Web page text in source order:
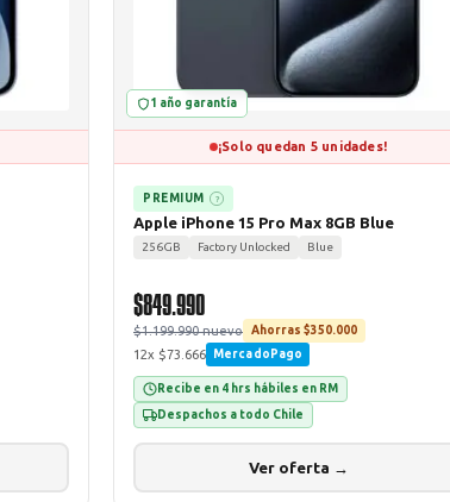
1 año garantía
¡Solo quedan 5 unidades!
PREMIUM ?
Apple iPhone 15 Pro Max 8GB Blue
256GB Factory Unlocked Blue
$849.990
$1.199.990 nuevo Ahorras $350.000
12x $73.666 MercadoPago
Recibe en 4 hrs hábiles en RM
Despachos a todo Chile
Ver oferta →